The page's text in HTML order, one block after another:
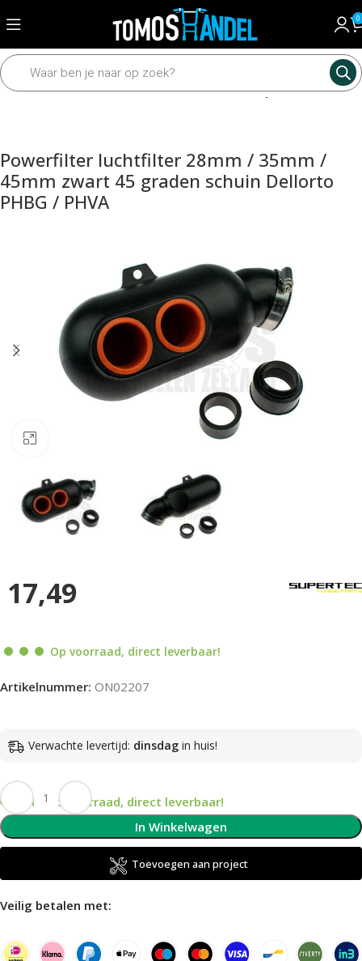
0
Home Motordelen Carburateur Luchtfilter en powerfilter
Powerfilter luchtfilter 28mm / 35mm /
45mm zwart 45 graden schuin Dellorto
PHBG / PHVA
17,49
Op voorraad, direct leverbaar!
Artikelnummer: ON02207
Verwachte levertijd: dinsdag in huis!
Op voorraad, direct leverbaar!
In Winkelwagen
Toevoegen aan project
Veilig betalen met: